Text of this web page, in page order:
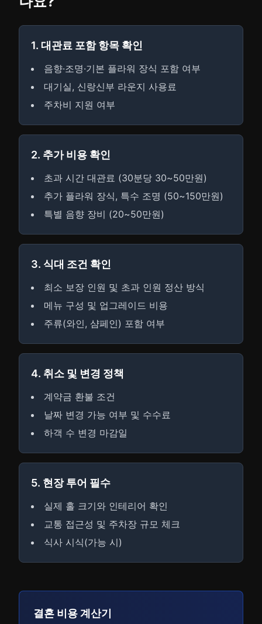
1. 대관료 포함 항목 확인
음향·조명·기본 플라워 장식 포함 여부
대기실, 신랑신부 라운지 사용료
주차비 지원 여부
2. 추가 비용 확인
초과 시간 대관료 (30분당 30~50만원)
추가 플라워 장식, 특수 조명 (50~150만원)
특별 음향 장비 (20~50만원)
3. 식대 조건 확인
최소 보장 인원 및 초과 인원 정산 방식
메뉴 구성 및 업그레이드 비용
주류(와인, 샴페인) 포함 여부
4. 취소 및 변경 정책
계약금 환불 조건
날짜 변경 가능 여부 및 수수료
하객 수 변경 마감일
5. 현장 투어 필수
실제 홀 크기와 인테리어 확인
교통 접근성 및 주차장 규모 체크
식사 시식(가능 시)
결혼 비용 계산기